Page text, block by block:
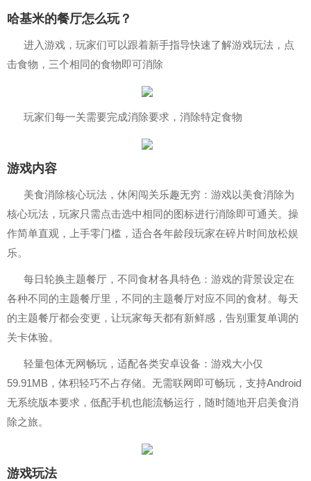
哈基米的餐厅怎么玩？
进入游戏，玩家们可以跟着新手指导快速了解游戏玩法，点
击食物，三个相同的食物即可消除
玩家们每一关需要完成消除要求，消除特定食物
游戏内容
美食消除核心玩法，休闲闯关乐趣无穷：游戏以美食消除为
核心玩法，玩家只需点击选中相同的图标进行消除即可通关。操
作简单直观，上手零门槛，适合各年龄段玩家在碎片时间放松娱
乐。
每日轮换主题餐厅，不同食材各具特色：游戏的背景设定在
各种不同的主题餐厅里，不同的主题餐厅对应不同的食材。每天
的主题餐厅都会变更，让玩家每天都有新鲜感，告别重复单调的
关卡体验。
轻量包体无网畅玩，适配各类安卓设备：游戏大小仅
59.91MB，体积轻巧不占存储。无需联网即可畅玩，支持Android
无系统版本要求，低配手机也能流畅运行，随时随地开启美食消
除之旅。
游戏玩法